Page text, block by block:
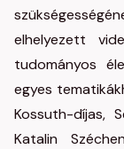
elhelyezett
tudományos
egyes
Kossuth-díjas,
Katalin